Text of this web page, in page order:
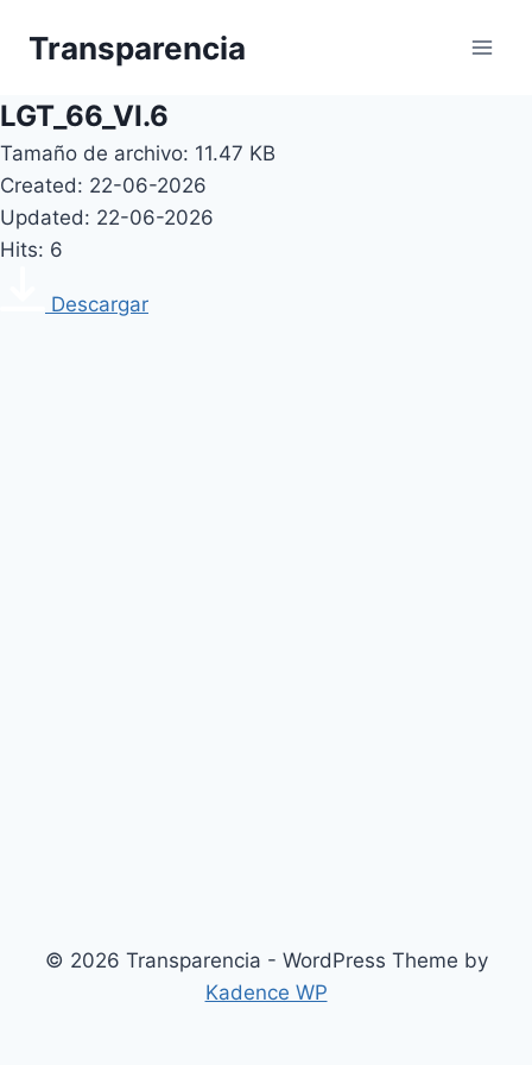
Transparencia
LGT_66_VI.6
Tamaño de archivo: 11.47 KB
Created: 22-06-2026
Updated: 22-06-2026
Hits: 6
Descargar
© 2026 Transparencia - WordPress Theme by
Kadence WP